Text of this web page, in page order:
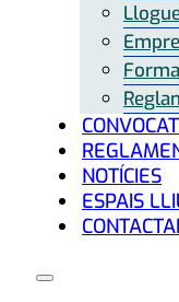
NOTÍCIES
ESPAIS